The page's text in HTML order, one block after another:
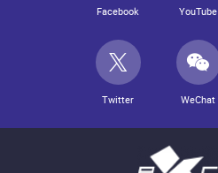
Facebook YouTube
Twitter WeChat